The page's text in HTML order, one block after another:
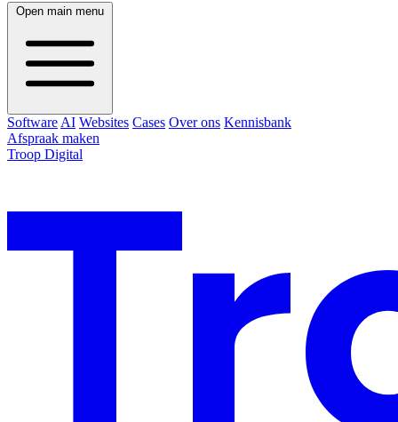
Open main menu
Software AI Websites Cases Over ons Kennisbank
Afspraak maken
Troop Digital